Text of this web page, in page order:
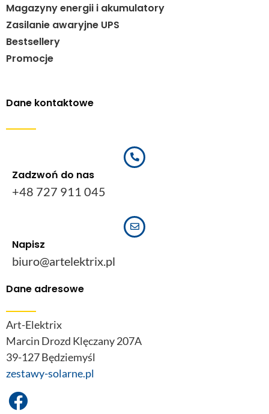
Magazyny energii i akumulatory
Zasilanie awaryjne UPS
Bestsellery
Promocje
Dane kontaktowe
Zadzwoń do nas
+48 727 911 045
Napisz
biuro@artelektrix.pl
Dane adresowe
Art-Elektrix
Marcin Drozd Klęczany 207A
39-127 Będziemyśl
zestawy-solarne.pl